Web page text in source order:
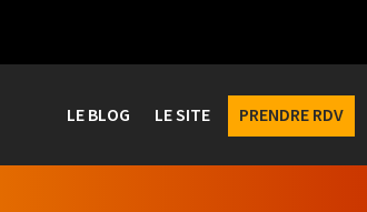
LE BLOG LE SITE PRENDRE RDV